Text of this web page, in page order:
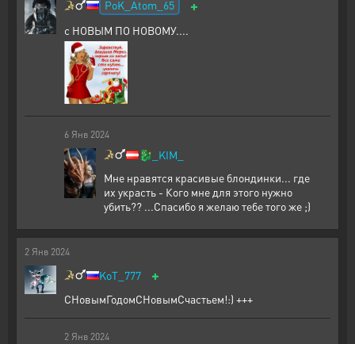
PoK_Atom_65 +
с НОВЫМ ПО НОВОМУ....
6 Янв 2024
🐉 _KIM_
Мне нравятся красивые блондинки... где
их украсть - Кого мне для этого нужно
убить?? ...Спасибо я желаю тебе того же ;)
2 Янв 2024
KoT_777 +
СНовымГодомСНовымСчастьем!:) +++
2 Янв 2024